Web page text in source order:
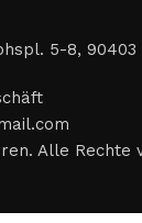
5-8,
Alle Rechte